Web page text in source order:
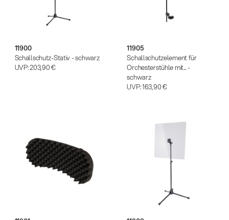
11900
Schallschutz-Stativ - schwarz
UVP:203,90 €
11905
Schallschutzelement für
Orchesterstühle mit... -
schwarz
UVP:163,90 €